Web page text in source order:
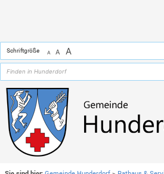
Schriftgröße A A A